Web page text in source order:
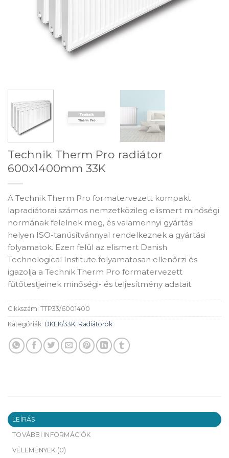
Technik Therm Pro radiátor
600x1400mm 33K
A Technik Therm Pro formatervezett kompakt
lapradiátorai számos nemzetközileg elismert minőségi
normának felelnek meg, és valamennyi gyártási
helyen ISO-tanúsítvánnyal rendelkeznek a gyártási
folyamatok. Ezen felül az elismert Danish
Technological Institute folyamatosan ellenőrzi és
igazolja a Technik Therm Pro formatervezett
fűtőtestjeinek minőségi- és teljesítmény adatait.
Cikkszám: TTP33/6001400
Kategóriák: DKEK/33K Radiátorok
LEÍRÁS
TOVÁBBI INFORMÁCIÓK
VÉLEMÉNYEK (0)